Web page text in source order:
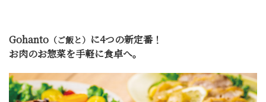
Gohanto （ご飯と） に4つの新定番！
お肉のお惣菜を手軽に食卓へ。